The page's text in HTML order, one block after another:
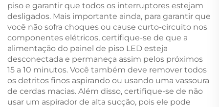
piso e garantir que todos os interruptores estejam
desligados. Mais importante ainda, para garantir que
você não sofra choques ou cause curto-circuito nos
componentes elétricos, certifique-se de que a
alimentação do painel de piso LED esteja
desconectada e permaneça assim pelos próximos
15 a 10 minutos. Você também deve remover todos
os detritos finos aspirando ou usando uma vassoura
de cerdas macias. Além disso, certifique-se de não
usar um aspirador de alta sucção, pois ele pode